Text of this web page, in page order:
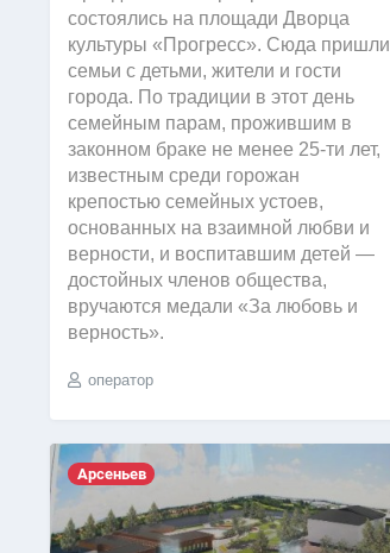
состоялись на площади Дворца
культуры «Прогресс». Сюда пришли
семьи с детьми, жители и гости
города. По традиции в этот день
семейным парам, прожившим в
законном браке не менее 25-ти лет,
известным среди горожан
крепостью семейных устоев,
основанных на взаимной любви и
верности, и воспитавшим детей —
достойных членов общества,
вручаются медали «За любовь и
верность».
оператор
Арсеньев